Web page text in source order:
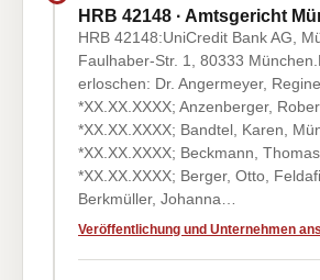
HRB 42148 · Amtsgericht
HRB 42148:UniCredit Bank AG,
Faulhaber-Str. 1, 80333
erloschen: Dr. Angermeyer,
*XX.XX.XXXX; Anzenberger,
*XX.XX.XXXX; Bandtel, Karen,
*XX.XX.XXXX; Beckmann,
*XX.XX.XXXX; Berger, Otto,
Berkmüller, Johanna…
Veröffentlichung und Unternehmen